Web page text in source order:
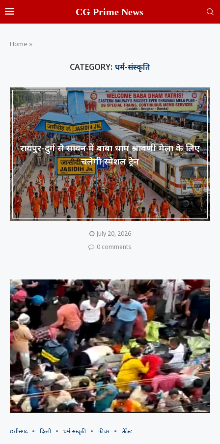
CG Prime News
Home »
CATEGORY: धर्म-संस्कृति
रायपुर-दुर्ग से सावन में बाबा धाम श्रावणी मेला के लिए
चलेगी स्पेशल ट्रेन
July 20, 2026
0 comments
छत्तीसगढ़ दिल्ली धर्म-संस्कृति फीचर लेटेस्ट